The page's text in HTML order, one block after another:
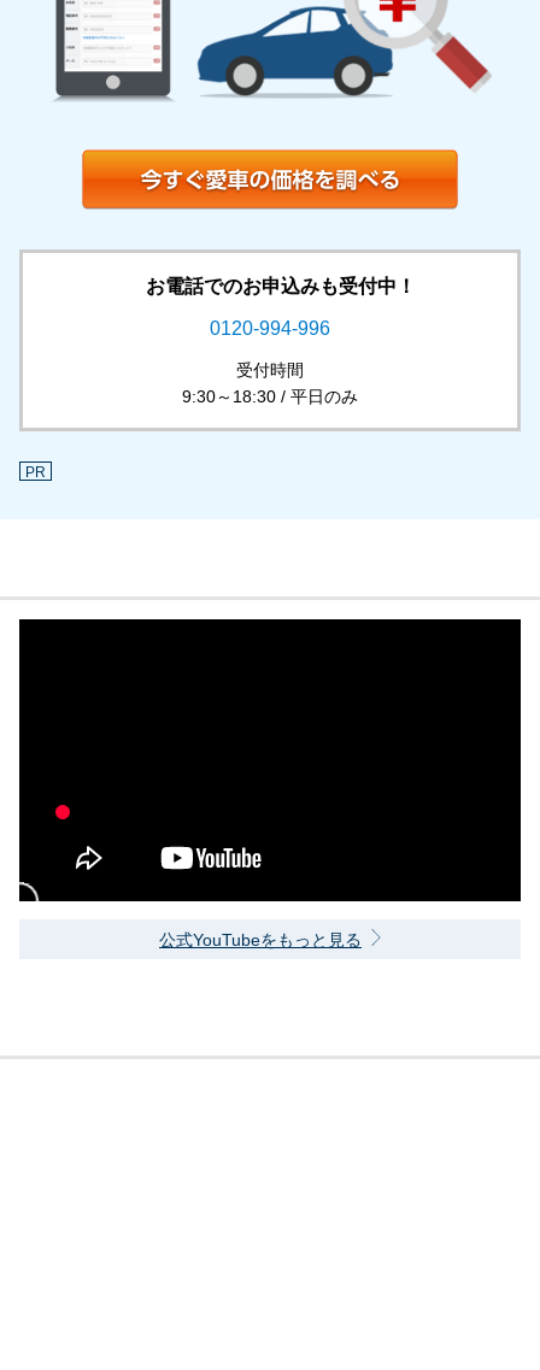
お電話でのお申込みも受付中！
0120-994-996
受付時間
9:30～18:30 / 平日のみ
PR
公式YouTubeをもっと見る